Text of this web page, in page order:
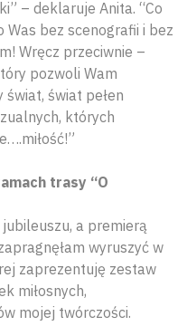
– deklaruje Anita. “Co
Was bez scenografii i bez
Wręcz przeciwnie –
pozwoli Wam
świat pełen
których
trasy “O
a premierą
wyruszyć w
zaprezentuję zestaw
miłosnych,
mojej twórczości.